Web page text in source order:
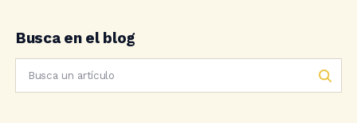
Busca en el blog